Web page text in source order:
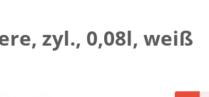
zyl., 0,08l, weiß